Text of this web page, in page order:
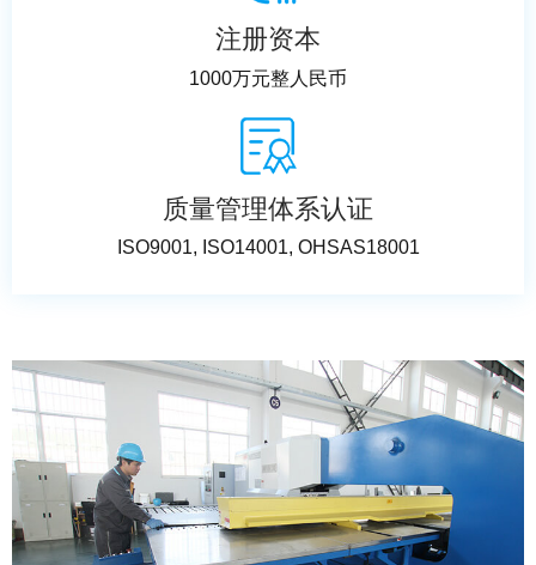
注册资本
1000万元整人民币
质量管理体系认证
ISO9001, ISO14001, OHSAS18001